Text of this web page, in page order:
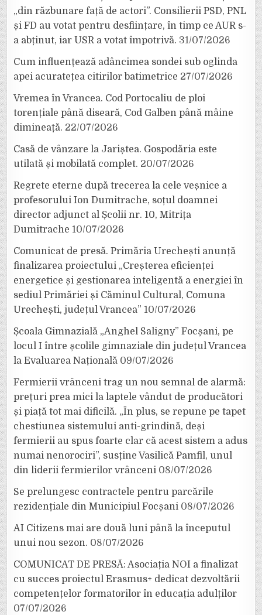
„din răzbunare față de actori”. Consilierii PSD, PNL
și FD au votat pentru desființare, în timp ce AUR s-
a abținut, iar USR a votat împotrivă. 31/07/2026
Cum influențează adâncimea sondei sub oglinda
apei acuratețea citirilor batimetrice 27/07/2026
Vremea în Vrancea. Cod Portocaliu de ploi
torențiale până diseară, Cod Galben până mâine
dimineață. 22/07/2026
Casă de vânzare la Jariștea. Gospodăria este
utilată și mobilată complet. 20/07/2026
Regrete eterne după trecerea la cele veșnice a
profesorului Ion Dumitrache, soțul doamnei
director adjunct al Școlii nr. 10, Mitrița
Dumitrache 10/07/2026
Comunicat de presă. Primăria Urechești anunță
finalizarea proiectului „Creșterea eficienței
energetice și gestionarea inteligentă a energiei în
sediul Primăriei și Căminul Cultural, Comuna
Urechești, județul Vrancea” 10/07/2026
Școala Gimnazială „Anghel Saligny” Focșani, pe
locul I între școlile gimnaziale din județul Vrancea
la Evaluarea Națională 09/07/2026
Fermierii vrânceni trag un nou semnal de alarmă:
prețuri prea mici la laptele vândut de producători
și piață tot mai dificilă. „În plus, se repune pe tapet
chestiunea sistemului anti-grindină, deși
fermierii au spus foarte clar că acest sistem a adus
numai nenorociri”, susține Vasilică Pamfil, unul
din liderii fermierilor vrânceni 08/07/2026
Se prelungesc contractele pentru parcările
rezidențiale din Municipiul Focșani 08/07/2026
AI Citizens mai are două luni până la începutul
unui nou sezon. 08/07/2026
COMUNICAT DE PRESĂ: Asociația NOI a finalizat
cu succes proiectul Erasmus+ dedicat dezvoltării
competențelor formatorilor în educația adulților
07/07/2026